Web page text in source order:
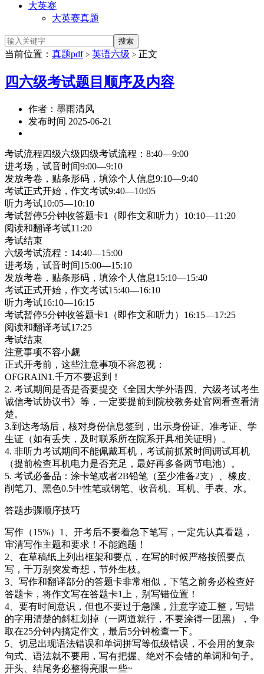
大英赛
大英赛真题
当前位置： 真题pdf > 英语六级 > 正文
四六级考试题目顺序及内容
作者：墨雨清风
发布时间 2025-06-21
考试流程四级六级四级考试流程：8:40—9:00
进考场，试音时间9:00—9:10
发放考卷，贴条形码，填涂个人信息9:10—9:40
考试正式开始，作文考试9:40—10:05
听力考试10:05—10:10
考试暂停5分钟收答题卡1（即作文和听力）10:10—11:20
阅读和翻译考试11:20
考试结束
六级考试流程：14:40—15:00
进考场，试音时间15:00—15:10
发放考卷，贴条形码，填涂个人信息15:10—15:40
考试正式开始，作文考试15:40—16:10
听力考试16:10—16:15
考试暂停5分钟收答题卡1（即作文和听力）16:15—17:25
阅读和翻译考试17:25
考试结束
注意事项不容小觑
正式开考前，这些注意事项不容忽视：
OFGRAIN1.千万不要迟到！
2. 考试期间是否是否要提交《全国大学外语四、六级考试考生
诚信考试协议书》等，一定要提前到院校教务处官网看查看清
楚。
3.到达考场后，核对身份信息签到，出示身份证、准考证、学
生证（如有丢失，及时联系所在院系开具相关证明）。
4. 非听力考试期间不能佩戴耳机，考试前抓紧时间调试耳机
（提前检查耳机电力是否充足，最好再多备两节电池）。
5. 考试必备品：涂卡笔或者2B铅笔（至少准备2支）、橡皮、
削笔刀、黑色0.5中性笔或钢笔、收音机、耳机、手表、水。
答题步骤顺序技巧
写作（15%）1、开考后不要着急下笔写，一定先认真看题，
审清写作主题和要求！不能跑题！
2、在草稿纸上列出框架和要点，在写的时候严格按照要点
写，千万别突发奇想，节外生枝。
3、写作和翻译部分的答题卡非常相似，下笔之前务必检查好
答题卡，将作文写在答题卡1上，别写错位置！
4、要有时间意识，但也不要过于急躁，注意字迹工整，写错
的字用清楚的斜杠划掉（一两道就行，不要涂得一团黑），争
取在25分钟内搞定作文，最后5分钟检查一下。
5、切忌出现语法错误和单词拼写等低级错误，不会用的复杂
句式、语法就不要用，写有把握、绝对不会错的单词和句子。
开头、结尾务必整得亮眼一些~